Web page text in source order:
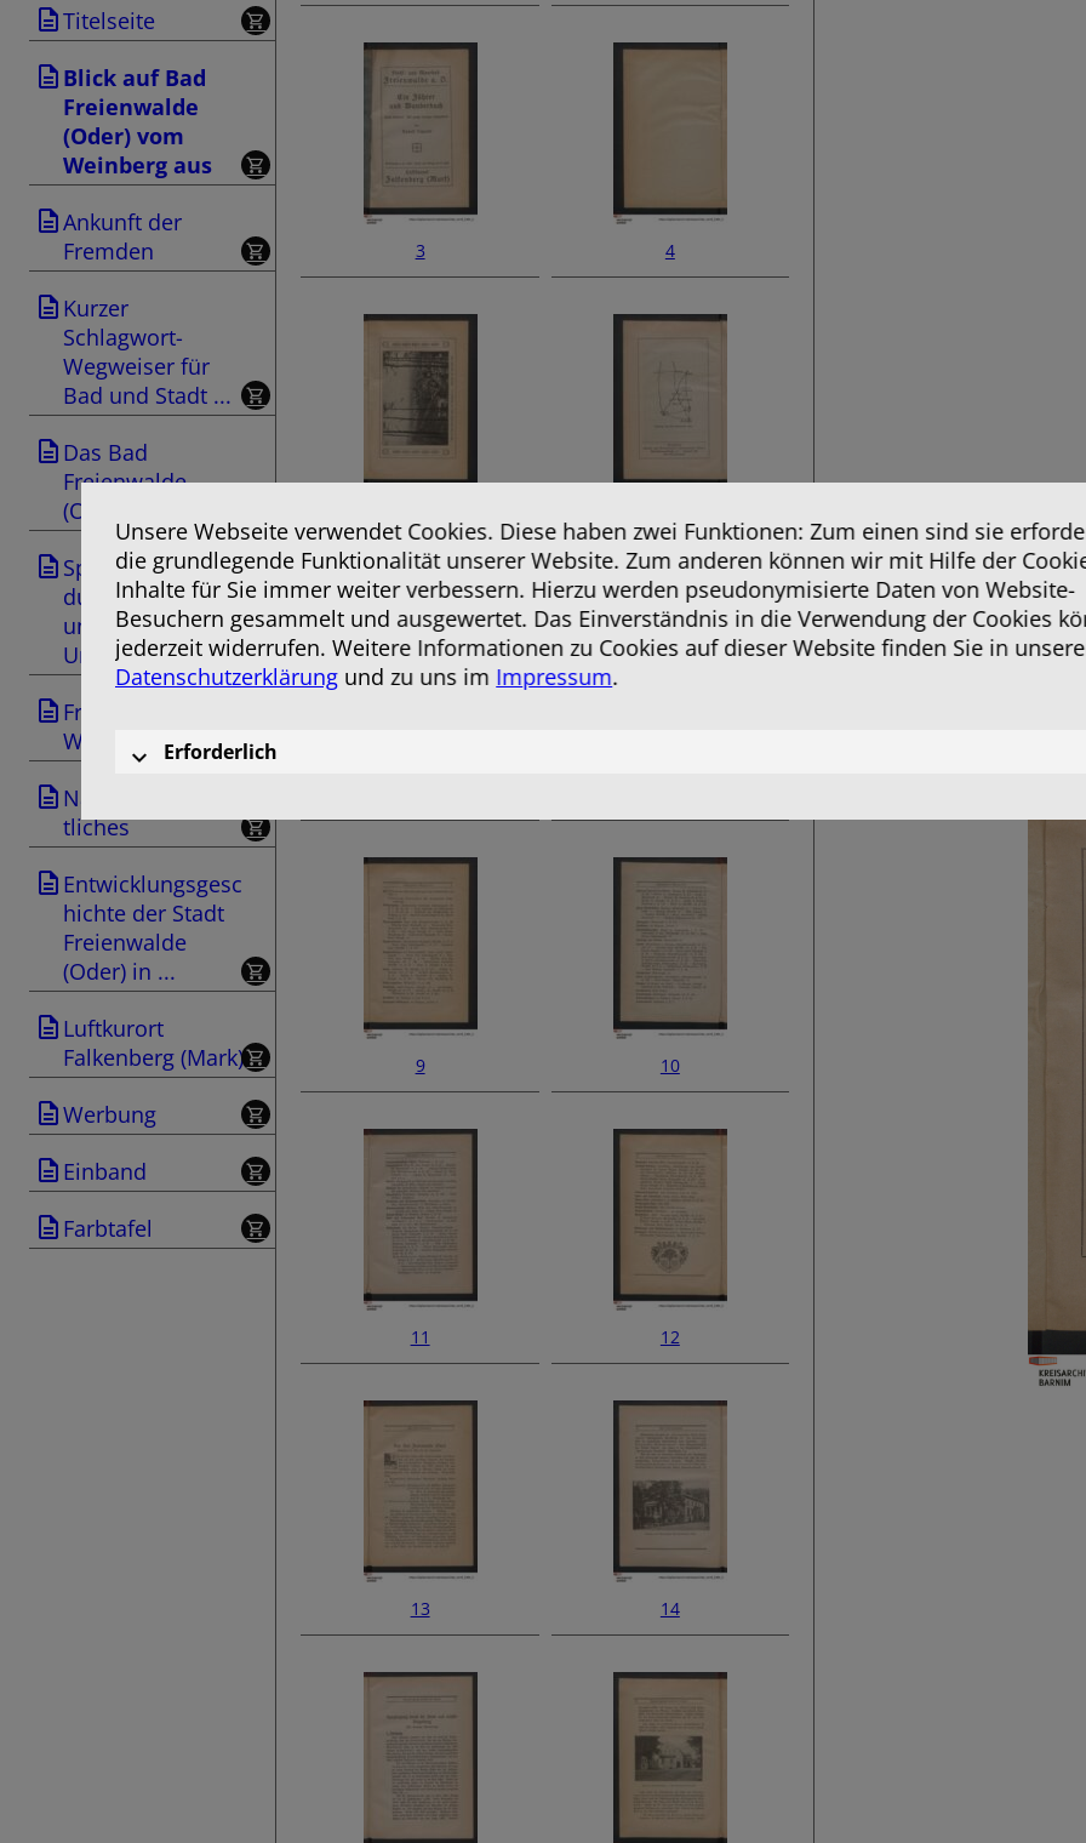
Titelseite
Blick auf Bad
Freienwalde
(Oder) vom
Weinberg aus
Ankunft der
Fremden
Kurzer
Schlagwort-
Wegweiser für
Bad und Stadt ...
Das Bad
Freienwalde
(Oder)
Spaziergang
durch die Stadt
und nächste
Umgebung (Für ...
Freienwalde als
Wintersportplatz
Naturwissenschaf
tliches
Entwicklungsgesc
hichte der Stadt
Freienwalde
(Oder) in ...
Luftkurort
Falkenberg (Mark)
Werbung
Einband
Farbtafel
3 4
5 6
9 10
11 12
13 14
Unsere Webseite verwendet Cookies. Diese haben zwei Funktionen: Zum einen sind sie
die grundlegende Funktionalität unserer Website. Zum anderen können wir mit Hilfe der
Inhalte für Sie immer weiter verbessern. Hierzu werden pseudonymisierte Daten von Website-
Besuchern gesammelt und ausgewertet. Das Einverständnis in die Verwendung der Cookies
jederzeit widerrufen. Weitere Informationen zu Cookies auf dieser Website finden Sie in
Datenschutzerklärung und zu uns im Impressum.
Erforderlich